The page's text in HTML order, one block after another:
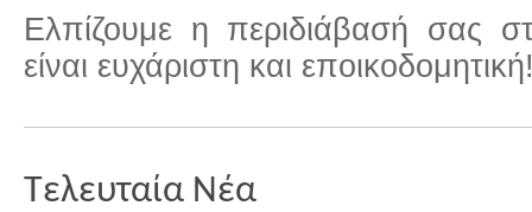
Ελπίζουμε η περιδιάβασή σας
είναι ευχάριστη και
Τελευταία Νέα